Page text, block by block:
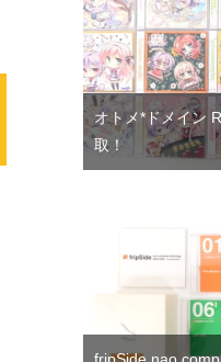
オトメ*ドメイン
取！